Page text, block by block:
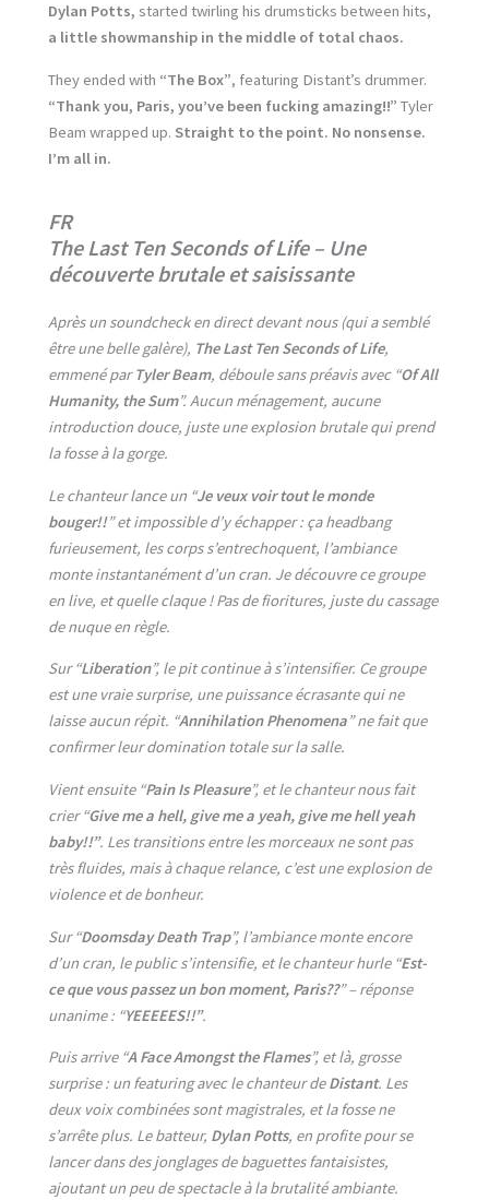
Dylan Potts, started twirling his drumsticks between hits,
a little showmanship in the middle of total chaos.
They ended with “The Box”, featuring Distant’s drummer.
“Thank you, Paris, you’ve been fucking amazing!!” Tyler
Beam wrapped up. Straight to the point. No nonsense.
I’m all in.
FR
The Last Ten Seconds of Life – Une
découverte brutale et saisissante
Après un soundcheck en direct devant nous (qui a semblé
être une belle galère), The Last Ten Seconds of Life,
emmené parTyler Beam, déboule sans préavis avec “Of All
Humanity, the Sum”. Aucun ménagement, aucune
introduction douce, juste une explosion brutale qui prend
la fosse à la gorge.
Le chanteur lance un “Je veux voir tout le monde
bouger!!” et impossible d’y échapper : ça headbang
furieusement, les corps s’entrechoquent, l’ambiance
monte instantanément d’un cran. Je découvre ce groupe
en live, et quelle claque ! Pas de fioritures, juste du cassage
de nuque en règle.
Sur “Liberation”, le pit continue à s’intensifier. Ce groupe
est une vraie surprise, une puissance écrasante qui ne
laisse aucun répit. “Annihilation Phenomena” ne fait que
confirmer leur domination totale sur la salle.
Vient ensuite “Pain Is Pleasure”, et le chanteur nous fait
crier “Give me a hell, give me a yeah, give me hell yeah
baby!!”. Les transitions entre les morceaux ne sont pas
très fluides, mais à chaque relance, c’est une explosion de
violence et de bonheur.
Sur “Doomsday Death Trap”, l’ambiance monte encore
d’un cran, le public s’intensifie, et le chanteur hurle “Est-
ce que vous passez un bon moment, Paris??” – réponse
unanime : “YEEEEES!!”.
Puis arrive “A Face Amongst the Flames”, et là, grosse
surprise : un featuring avec le chanteur deDistant. Les
deux voix combinées sont magistrales, et la fosse ne
s’arrête plus. Le batteur, Dylan Potts, en profite pour se
lancer dans des jonglages de baguettes fantaisistes,
ajoutant un peu de spectacle à la brutalité ambiante.